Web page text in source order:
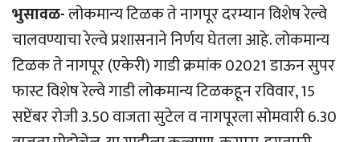
भुसावळ-लोकमान्य टिळक ते नागपूर दरम्यान विशेष रेल्वे
चालवण्याचा रेल्वे प्रशासनाने निर्णय घेतला आहे. लोकमान्य
टिळक ते नागपूर (एकेरी) गाडी क्रमांक 02021 डाऊन सुपर
फास्ट विशेष रेल्वे गाडी लोकमान्य टिळकहून रविवार, 15
सप्टेंबर रोजी 3.50 वाजता सुटेल व नागपूरला सोमवारी 6.30